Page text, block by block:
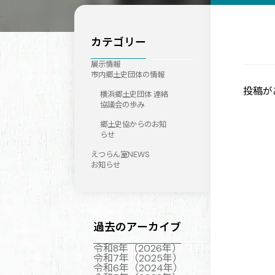
投稿が
カテゴリー
展示情報
市内郷土史団体の情報
横浜郷土史団体 連絡
協議会の歩み
郷土史協からのお知
らせ
えつらん室NEWS
お知らせ
過去のアーカイブ
令和8年（2026年）
令和7年（2025年）
令和6年（2024年）